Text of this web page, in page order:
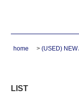
home > (USED)
LIST